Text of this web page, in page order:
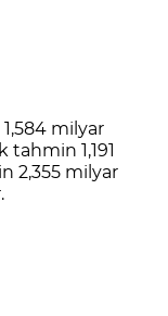
milyar
tahmin 1,191
2,355 milyar